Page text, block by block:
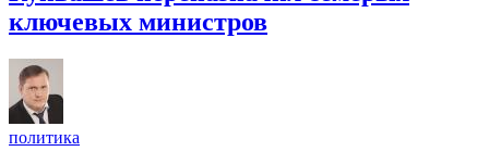
ключевых министров
политика